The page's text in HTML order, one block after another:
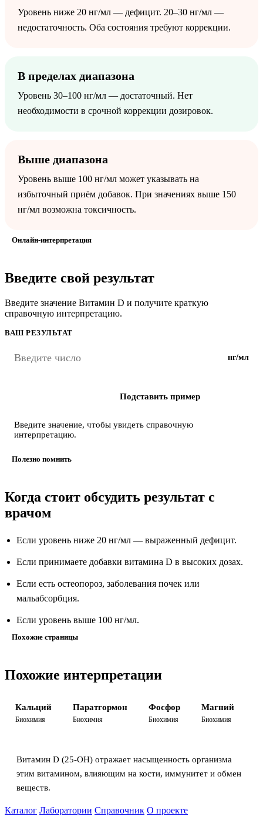
Уровень ниже 20 нг/мл — дефицит. 20–30 нг/мл —
недостаточность. Оба состояния требуют коррекции.
В пределах диапазона
Уровень 30–100 нг/мл — достаточный. Нет
необходимости в срочной коррекции дозировок.
Выше диапазона
Уровень выше 100 нг/мл может указывать на
избыточный приём добавок. При значениях выше 150
нг/мл возможна токсичность.
Онлайн-интерпретация
Введите свой результат
Введите значение Витамин D и получите краткую
справочную интерпретацию.
ВАШ РЕЗУЛЬТАТ
нг/мл
Подставить пример
Введите значение, чтобы увидеть справочную
интерпретацию.
Полезно помнить
Когда стоит обсудить результат с
врачом
Если уровень ниже 20 нг/мл — выраженный дефицит.
Если принимаете добавки витамина D в высоких дозах.
Если есть остеопороз, заболевания почек или
мальабсорбция.
Если уровень выше 100 нг/мл.
Похожие страницы
Похожие интерпретации
Кальций
Биохимия
Паратгормон
Биохимия
Фосфор
Биохимия
Магний
Биохимия
Витамин D (25-OH) отражает насыщенность организма
этим витамином, влияющим на кости, иммунитет и обмен
веществ.
Каталог Лаборатории Справочник О проекте